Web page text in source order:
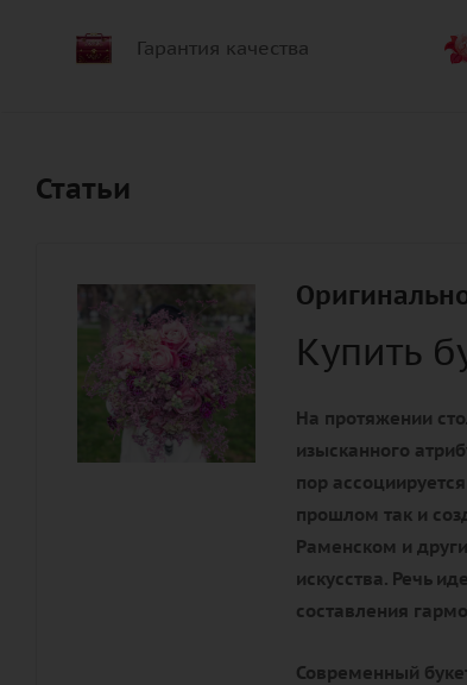
Гарантия качества
Статьи
Купить
На протяжении
изысканного
пор
прошлом так и
Раменском и
искусства. Речь
составления
Современный